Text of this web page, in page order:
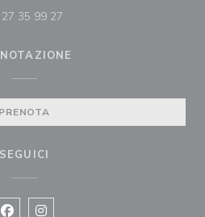
35 99 27
PRENOTA
SEGUICI